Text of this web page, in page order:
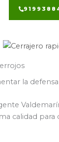
la
calidad para